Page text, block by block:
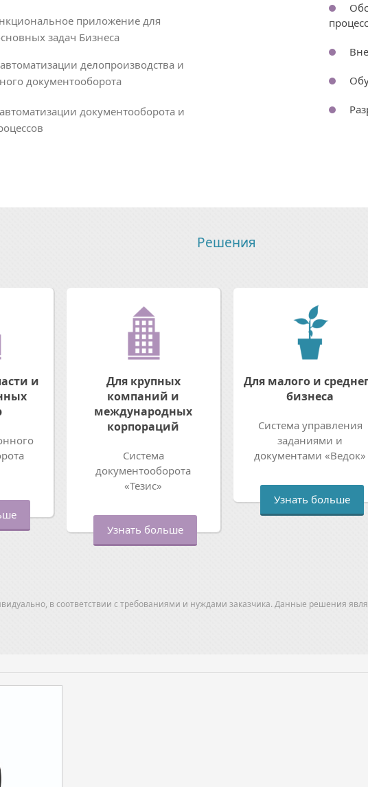
приложение для
задач Бизнеса
делопроизводства и
документооборота
документооборота и
Решения
и
Для крупных
компаний и
международных
корпораций
Система
документооборота
«Тезис»
Узнать больше
Для малого и
бизнеса
Система управления
заданиями и
документами «Ведок»
Узнать больше
в соответствии с требованиями и нуждами заказчика. Данные решения